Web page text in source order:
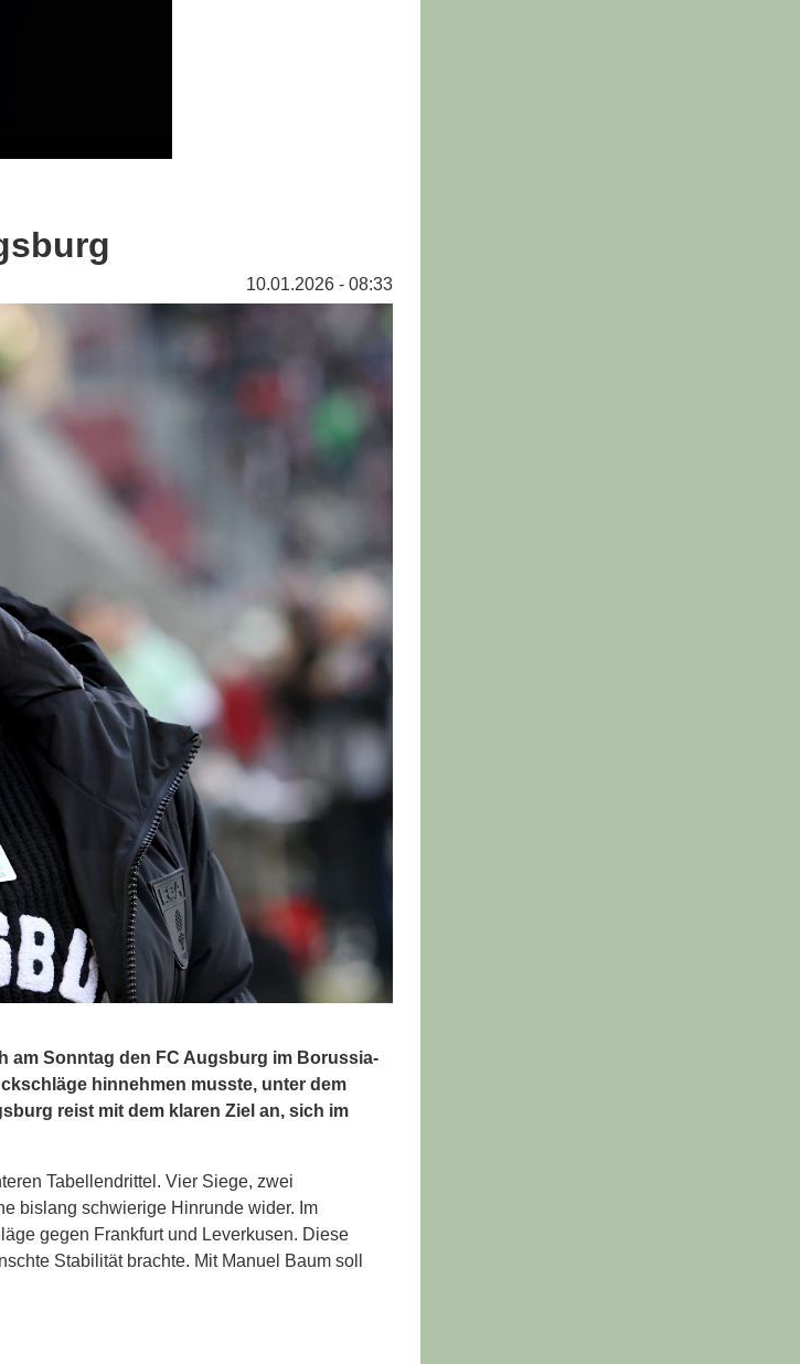
10.01.2026 - 08:33
am Sonntag den FC Augsburg im Borussia-
hinnehmen musste, unter dem
reist mit dem klaren Ziel an, sich im
Tabellendrittel. Vier Siege, zwei
bislang schwierige Hinrunde wider. Im
gegen Frankfurt und Leverkusen. Diese
Stabilität brachte. Mit Manuel Baum soll